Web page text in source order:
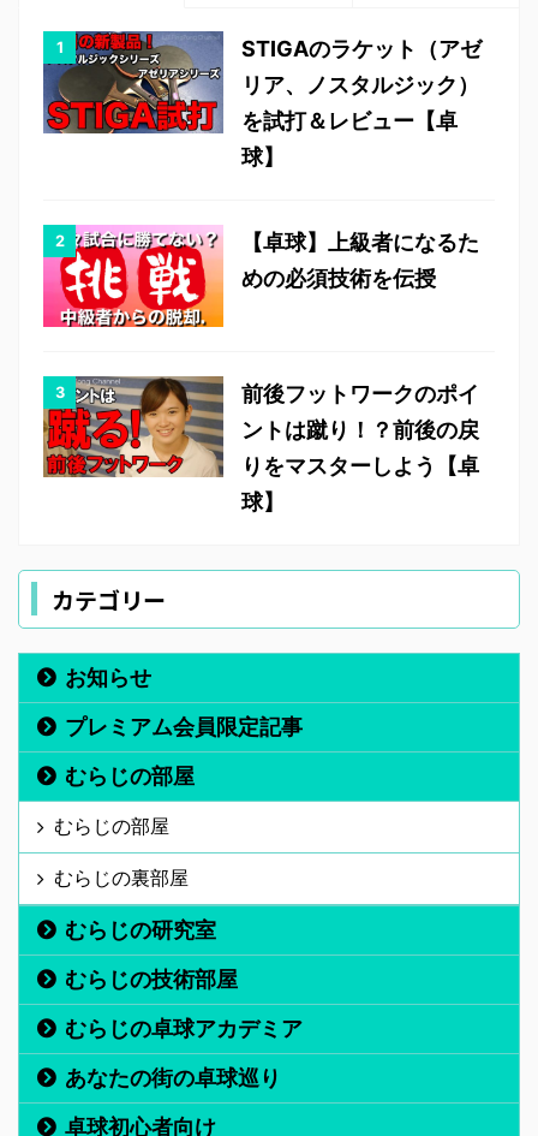
STIGAのラケット（アゼ
リア、ノスタルジック）
を試打＆レビュー【卓
球】
【卓球】上級者になるた
めの必須技術を伝授
前後フットワークのポイ
ントは蹴り！？前後の戻
りをマスターしよう【卓
球】
カテゴリー
お知らせ
プレミアム会員限定記事
むらじの部屋
むらじの部屋
むらじの裏部屋
むらじの研究室
むらじの技術部屋
むらじの卓球アカデミア
あなたの街の卓球巡り
卓球初心者向け